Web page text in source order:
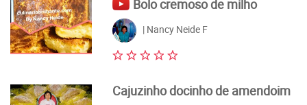
Bolo cremoso de milho
| Nancy Neide F
Cajuzinho docinho de amendoim